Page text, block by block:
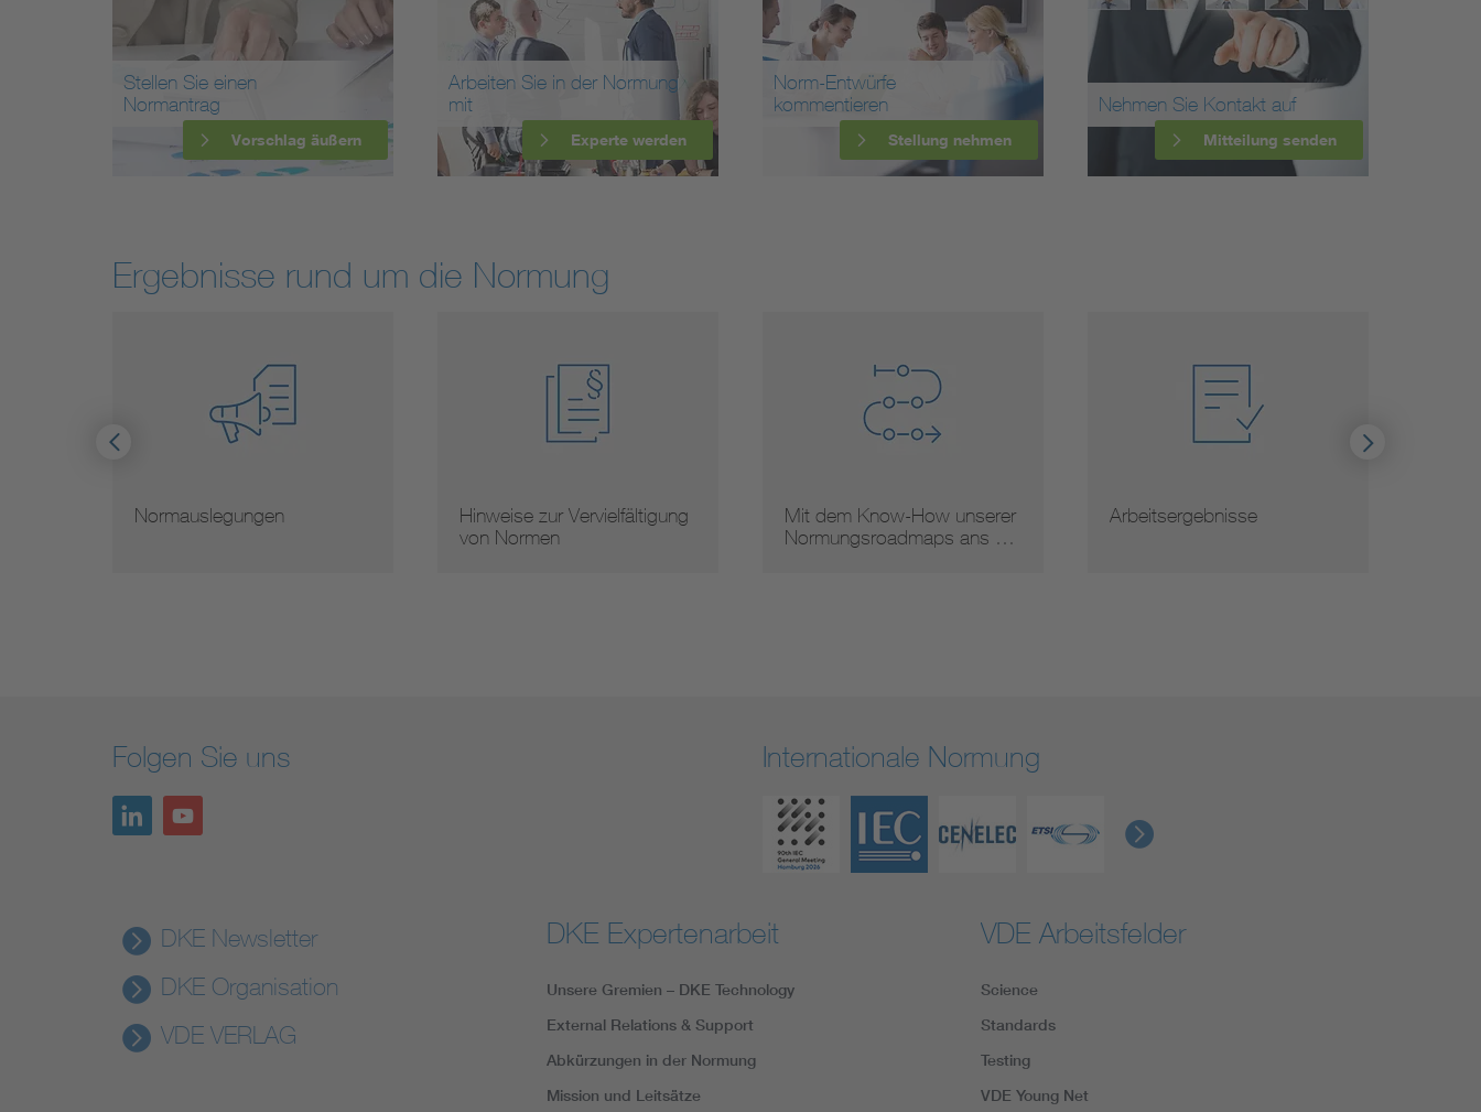
Stellen Sie einen
Normantrag
Vorschlag äußern
Arbeiten Sie in der Normung
mit
Experte werden
Norm-Entwürfe
kommentieren
Stellung nehmen
Nehmen Sie Kontakt auf
Mitteilung senden
Ergebnisse rund um die Normung
Normauslegungen
Hinweise zur Vervielfältigung
von Normen
Mit dem Know-How unserer
Normungsroadmaps ans …
Arbeitsergebnisse
Folgen Sie uns Internationale Normung
DKE Newsletter
DKE Organisation
VDE VERLAG
DKE Expertenarbeit
Unsere Gremien – DKE Technology
External Relations & Support
Abkürzungen in der Normung
Mission und Leitsätze
VDE Arbeitsfelder
Science
Standards
Testing
VDE Young Net